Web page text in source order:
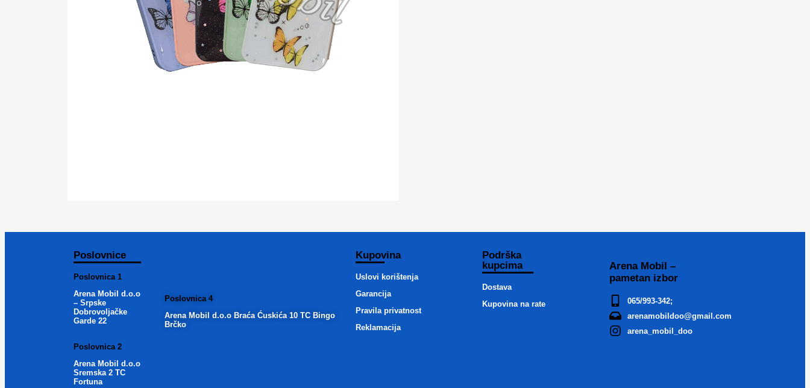
Poslovnice
Poslovnica 1
Arena Mobil d.o.o
– Srpske
Dobrovoljačke
Garde 22
Poslovnica 2
Arena Mobil d.o.o
Sremska 2 TC
Fortuna
Poslovnica 4
Arena Mobil d.o.o Braća Ćuskića 10 TC Bingo
Brčko
Kupovina
Uslovi korištenja
Garancija
Pravila privatnost
Reklamacija
Podrška
kupcima
Dostava
Kupovina na rate
Arena Mobil –
pametan izbor
065/993-342;
arenamobildoo@gmail.com
arena_mobil_doo